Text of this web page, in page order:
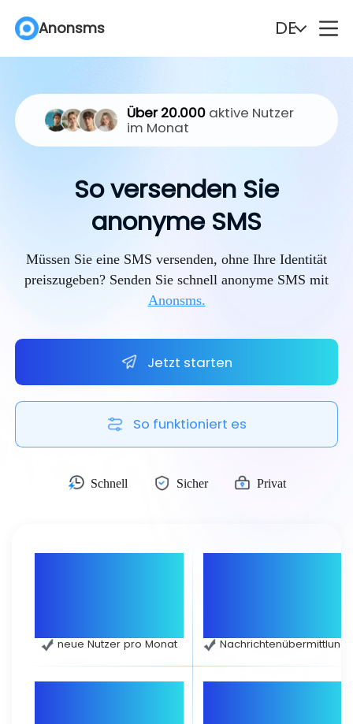
Anonsms DE
Deutsch Português
Türkçe Polski
Über 20.000 aktive Nutzer
im Monat
So versenden Sie
anonyme SMS
Müssen Sie eine SMS versenden, ohne Ihre Identität
preiszugeben? Senden Sie schnell anonyme SMS mit
Anonsms.
Jetzt starten
So funktioniert es
Schnell Sicher Privat
neue Nutzer pro Monat Nachrichtenübermittlung